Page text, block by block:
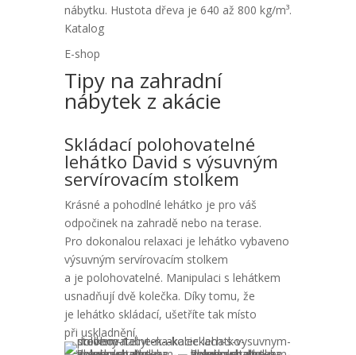
nábytku. Hustota dřeva je 640 až 800 kg/m³.
Katalog
E-shop
Tipy na zahradní
nábytek z akácie
Skládací polohovatelné
lehátko David s výsuvným
servírovacím stolkem
Krásné a pohodlné lehátko je pro váš
odpočinek na zahradě nebo na terase.
Pro dokonalou relaxaci je lehátko vybaveno
výsuvným servírovacím stolkem
a je polohovatelné. Manipulaci s lehátkem
usnadňují dvě kolečka. Díky tomu, že
je lehátko skládací, ušetříte tak místo
při uskladnění.